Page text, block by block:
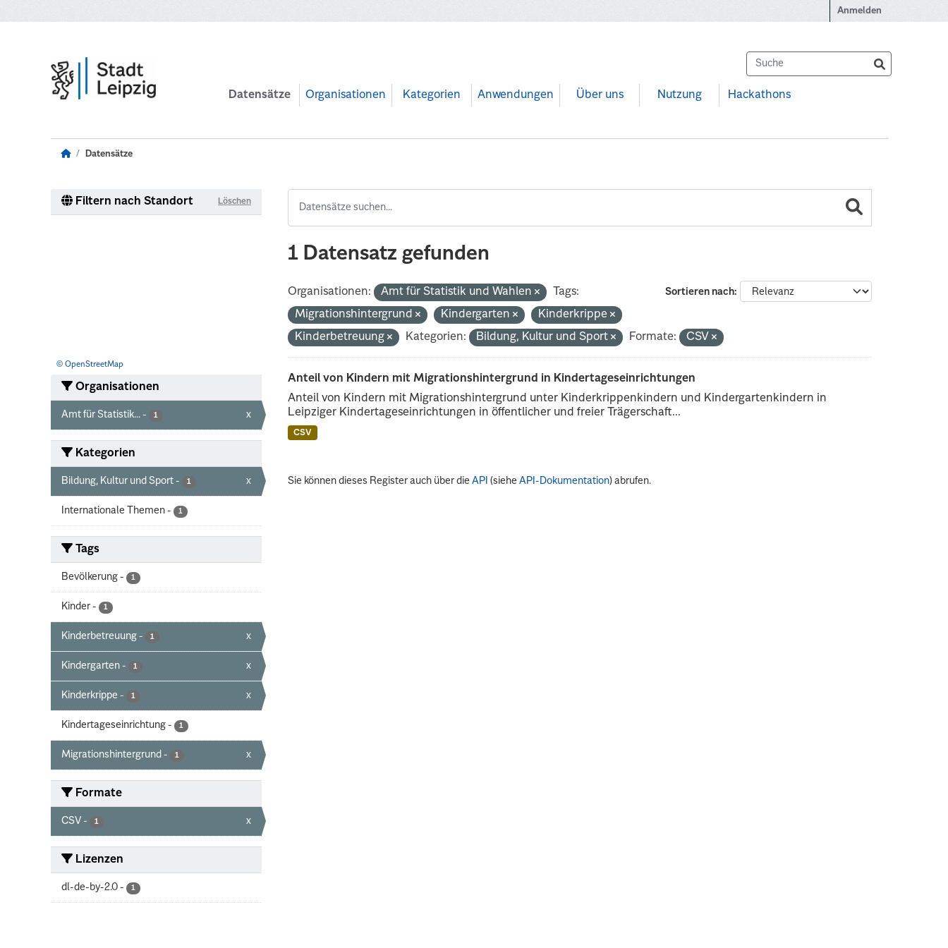
Anmelden
Datensätze Organisationen Kategorien Anwendungen Über uns Nutzung Hackathons
Datensätze
Filtern nach Standort Löschen
© OpenStreetMap
Organisationen
Amt für Statistik... - 1 x
Kategorien
Bildung, Kultur und Sport - 1 x
Internationale Themen - 1
Tags
Bevölkerung - 1
Kinder - 1
Kinderbetreuung - 1 x
Kindergarten - 1 x
Kinderkrippe - 1 x
Kindertageseinrichtung - 1
Migrationshintergrund - 1 x
Formate
CSV - 1 x
Lizenzen
dl-de-by-2.0 - 1
1 Datensatz gefunden
Sortieren nach
Organisationen: Amt für Statistik und Wahlen
Tags:
Migrationshintergrund
Kindergarten
Kinderkrippe
Kinderbetreuung
Kategorien: Bildung, Kultur und Sport Formate: CSV
Anteil von Kindern mit Migrationshintergrund in Kindertageseinrichtungen
Anteil von Kindern mit Migrationshintergrund unter Kinderkrippenkindern und Kindergartenkindern in
Leipziger Kindertageseinrichtungen in öffentlicher und freier Trägerschaft...
CSV
Sie können dieses Register auch über dieAPI (sieheAPI-Dokumentation) abrufen.